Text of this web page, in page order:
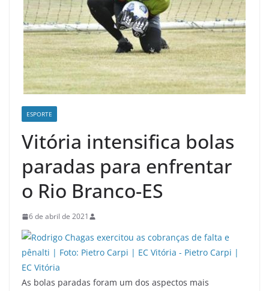
ESPORTE
Vitória intensifica bolas
paradas para enfrentar
o Rio Branco-ES
6 de abril de 2021
As bolas paradas foram um dos aspectos mais